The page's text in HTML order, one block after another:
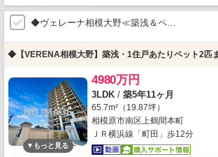
◆ヴェレーナ相模大野≪築浅＆ペ…
◆【VERENA相模大野】築浅・1住戸あたりペット2匹
4980万円
3LDK / 築5年11ヶ月
65.7m²（19.87坪）
相模原市南区上鶴間本町
ＪＲ横浜線「町田」歩12分